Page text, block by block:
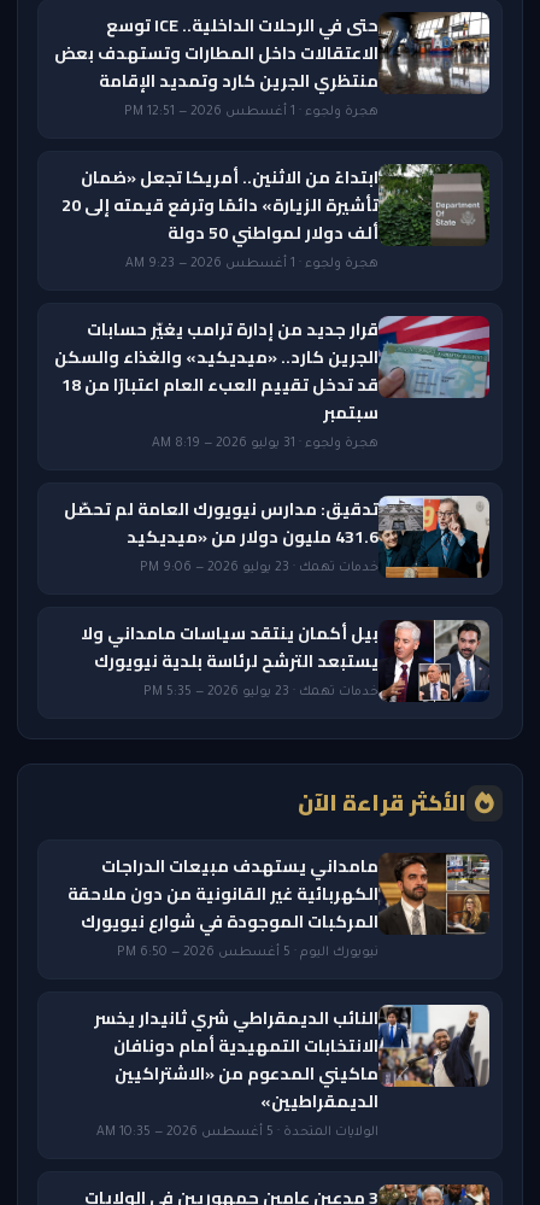
حتى في الرحلات الداخلية.. ICE توسع
الاعتقالات داخل المطارات وتستهدف بعض
منتظري الجرين كارد وتمديد الإقامة
هجرة ولجوء · 1 أغسطس 2026 — 12:51 PM
ابتداءً من الاثنين.. أمريكا تجعل «ضمان
تأشيرة الزيارة» دائمًا وترفع قيمته إلى 20
ألف دولار لمواطني 50 دولة
هجرة ولجوء · 1 أغسطس 2026 — 9:23 AM
قرار جديد من إدارة ترامب يغيّر حسابات
الجرين كارد.. «ميديكيد» والغذاء والسكن
قد تدخل تقييم العبء العام اعتبارًا من 18
سبتمبر
هجرة ولجوء · 31 يوليو 2026 — 8:19 AM
تدقيق: مدارس نيويورك العامة لم تحصّل
431.6 مليون دولار من «ميديكيد
خدمات تهمك · 23 يوليو 2026 — 9:06 PM
بيل أكمان ينتقد سياسات مامداني ولا
يستبعد الترشح لرئاسة بلدية نيويورك
خدمات تهمك · 23 يوليو 2026 — 5:35 PM
الأكثر قراءة الآن
مامداني يستهدف مبيعات الدراجات
الكهربائية غير القانونية من دون ملاحقة
المركبات الموجودة في شوارع نيويورك
نيويورك اليوم · 5 أغسطس 2026 — 6:50 PM
النائب الديمقراطي شري ثانيدار يخسر
الانتخابات التمهيدية أمام دونافان
ماكيني المدعوم من «الاشتراكيين
الديمقراطيين»
الولايات المتحدة · 5 أغسطس 2026 — 10:35 AM
3 مدعين عامين جمهوريين في الولايات